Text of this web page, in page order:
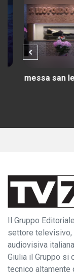
messa san
Il Gruppo
settore televisivo,
audiovisiva
Giulia il Gruppo si
tecnico altamente